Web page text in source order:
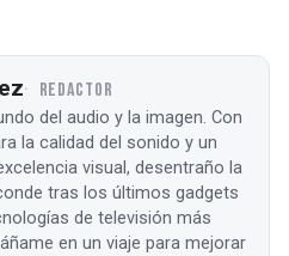
REDACTOR
del audio y la imagen. Con
la calidad del sonido y un
visual, desentraño la
tras los últimos gadgets
de televisión más
en un viaje para mejorar